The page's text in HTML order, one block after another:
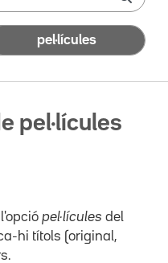
pel·lícules
pel·lícules
pel·lícules del
hi títols (original,